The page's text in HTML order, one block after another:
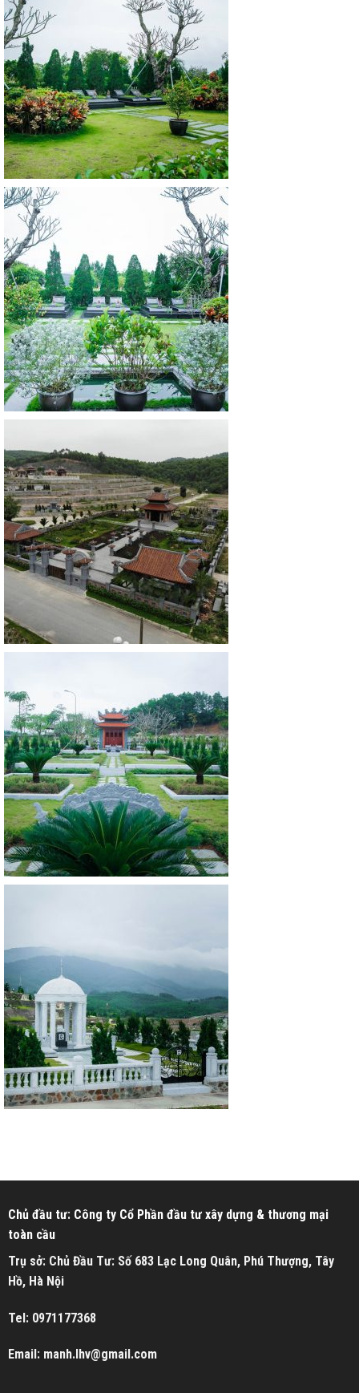
Chủ đầu tư: Công ty Cổ Phần đầu tư xây dựng & thương mại
toàn cầu
Trụ sở: Chủ Đầu Tư: Số 683 Lạc Long Quân, Phú Thượng, Tây
Hồ, Hà Nội
Tel: 0971177368
Email: manh.lhv@gmail.com